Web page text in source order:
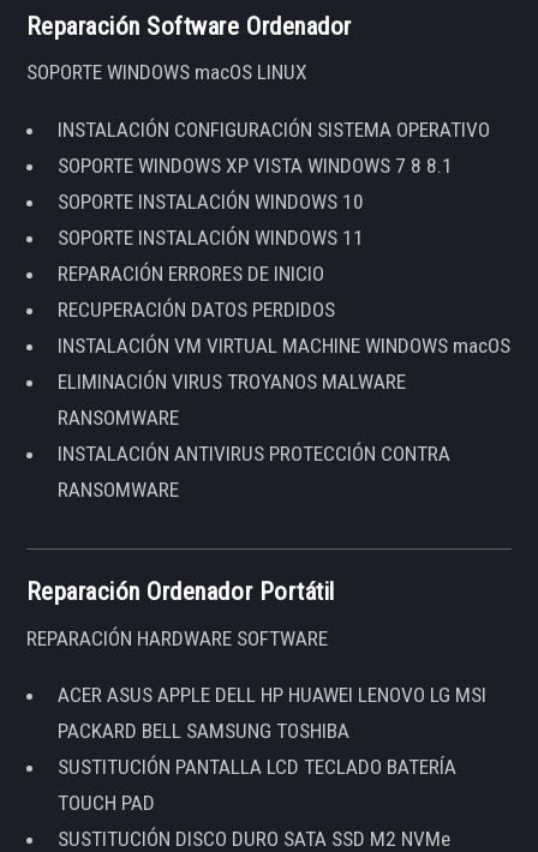
Reparación Software Ordenador
SOPORTE WINDOWS macOS LINUX
INSTALACIÓN CONFIGURACIÓN SISTEMA OPERATIVO
SOPORTE WINDOWS XP VISTA WINDOWS 7 8 8.1
SOPORTE INSTALACIÓN WINDOWS 10
SOPORTE INSTALACIÓN WINDOWS 11
REPARACIÓN ERRORES DE INICIO
RECUPERACIÓN DATOS PERDIDOS
INSTALACIÓN VM VIRTUAL MACHINE WINDOWS macOS
ELIMINACIÓN VIRUS TROYANOS MALWARE
RANSOMWARE
INSTALACIÓN ANTIVIRUS PROTECCIÓN CONTRA
RANSOMWARE
Reparación Ordenador Portátil
REPARACIÓN HARDWARE SOFTWARE
ACER ASUS APPLE DELL HP HUAWEI LENOVO LG MSI
PACKARD BELL SAMSUNG TOSHIBA
SUSTITUCIÓN PANTALLA LCD TECLADO BATERÍA
TOUCH PAD
SUSTITUCIÓN DISCO DURO SATA SSD M2 NVMe